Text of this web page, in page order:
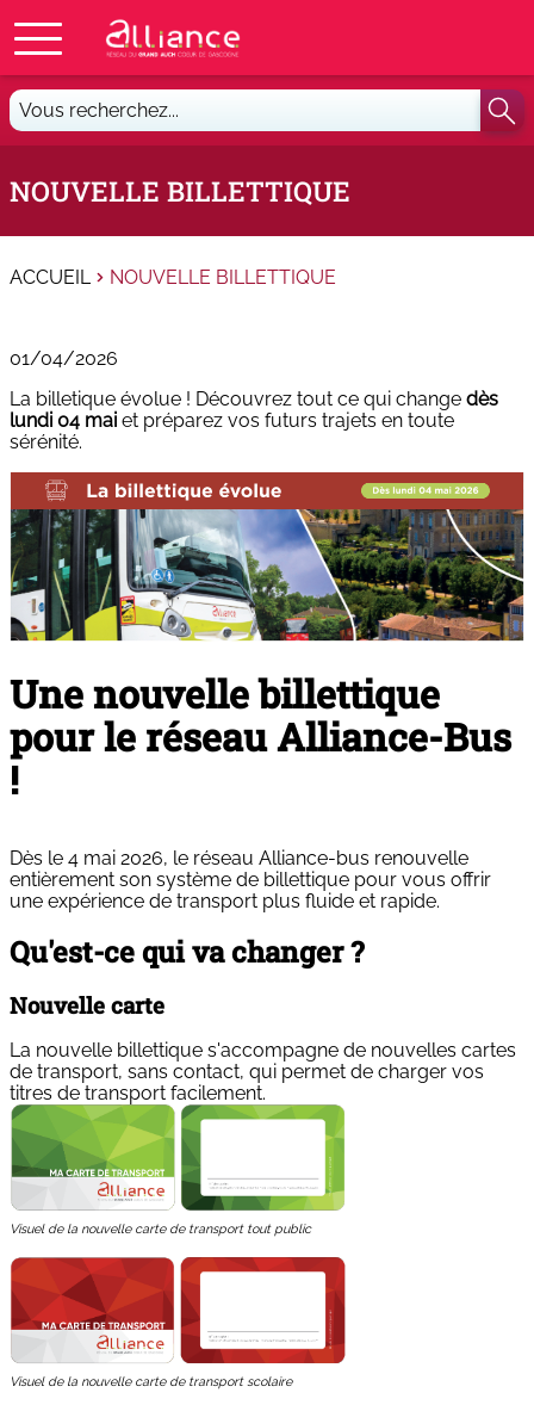
Vous
recherchez...
NOUVELLE BILLETTIQUE
ACCUEIL NOUVELLE BILLETTIQUE
01/04/2026
La billetique évolue ! Découvrez tout ce qui change dès
lundi 04 mai et préparez vos futurs trajets en toute
sérénité.
Une nouvelle billettique
pour le réseau Alliance-Bus
!
Dès le 4 mai 2026, le réseau Alliance-bus renouvelle
entièrement son système de billettique pour vous offrir
une expérience de transport plus fluide et rapide.
Qu'est-ce qui va changer ?
Nouvelle carte
La nouvelle billettique s'accompagne de nouvelles cartes
de transport, sans contact, qui permet de charger vos
titres de transport facilement.
Visuel de la nouvelle carte de transport tout public
Visuel de la nouvelle carte de transport scolaire